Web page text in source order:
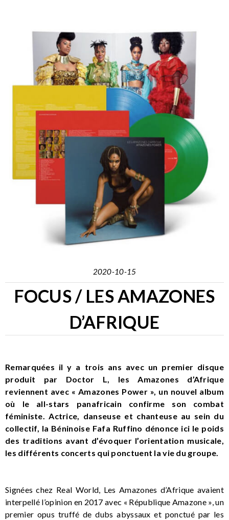
2020-10-15
FOCUS / LES AMAZONES
D’AFRIQUE
Remarquées il y a trois ans avec un premier disque
produit par Doctor L, les Amazones d’Afrique
reviennent avec « Amazones Power », un nouvel album
où le all-stars panafricain confirme son combat
féministe. Actrice, danseuse et chanteuse au sein du
collectif, la Béninoise Fafa Ruffino dénonce ici le poids
des traditions avant d’évoquer l’orientation musicale,
les différents concerts qui ponctuent la vie du groupe.
Signées chez Real World, Les Amazones d’Afrique avaient
interpellé l’opinion en 2017 avec « République Amazone », un
premier opus truffé de dubs abyssaux et ponctué par les